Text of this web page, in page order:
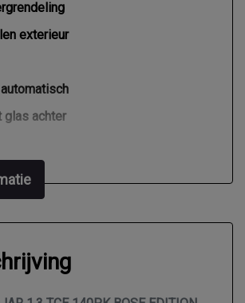
exterieur
glas achter